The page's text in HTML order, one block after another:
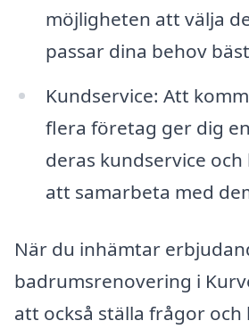
möjligheten att välja
passar dina behov
Kundservice: Att
flera företag ger dig
deras kundservice
att samarbeta med
När du inhämtar
badrumsrenovering i
att också ställa frågor och